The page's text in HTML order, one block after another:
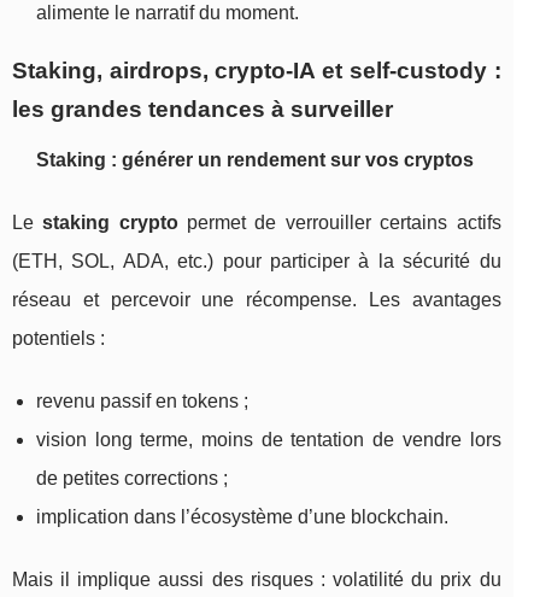
alimente le narratif du moment.
Staking, airdrops, crypto‑IA et self‑custody :
les grandes tendances à surveiller
Staking : générer un rendement sur vos cryptos
Lestaking cryptopermet de verrouiller certains actifs
(ETH, SOL, ADA, etc.) pour participer à la sécurité du
réseau et percevoir une récompense. Les avantages
potentiels :
revenu passif en tokens ;
vision long terme, moins de tentation de vendre lors
de petites corrections ;
implication dans l’écosystème d’une blockchain.
Mais il implique aussi des risques : volatilité du prix du